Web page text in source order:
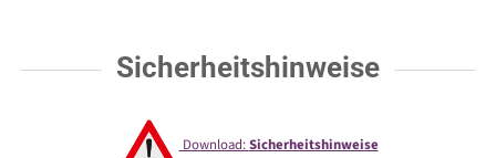
Sicherheitshinweise
Download:Sicherheitshinweise